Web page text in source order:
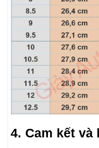
4. Cam kết và